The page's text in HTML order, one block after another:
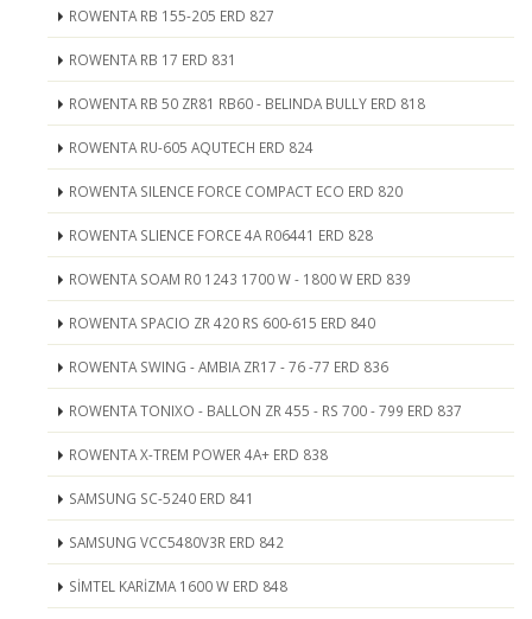
ROWENTA RB 155-205 ERD 827
ROWENTA RB 17 ERD 831
ROWENTA RB 50 ZR81 RB60 - BELINDA BULLY ERD 818
ROWENTA RU-605 AQUTECH ERD 824
ROWENTA SILENCE FORCE COMPACT ECO ERD 820
ROWENTA SLIENCE FORCE 4A R06441 ERD 828
ROWENTA SOAM R0 1243 1700 W - 1800 W ERD 839
ROWENTA SPACIO ZR 420 RS 600-615 ERD 840
ROWENTA SWING - AMBIA ZR17 - 76 -77 ERD 836
ROWENTA TONIXO - BALLON ZR 455 - RS 700 - 799 ERD 837
ROWENTA X-TREM POWER 4A+ ERD 838
SAMSUNG SC-5240 ERD 841
SAMSUNG VCC5480V3R ERD 842
SİMTEL KARİZMA 1600 W ERD 848